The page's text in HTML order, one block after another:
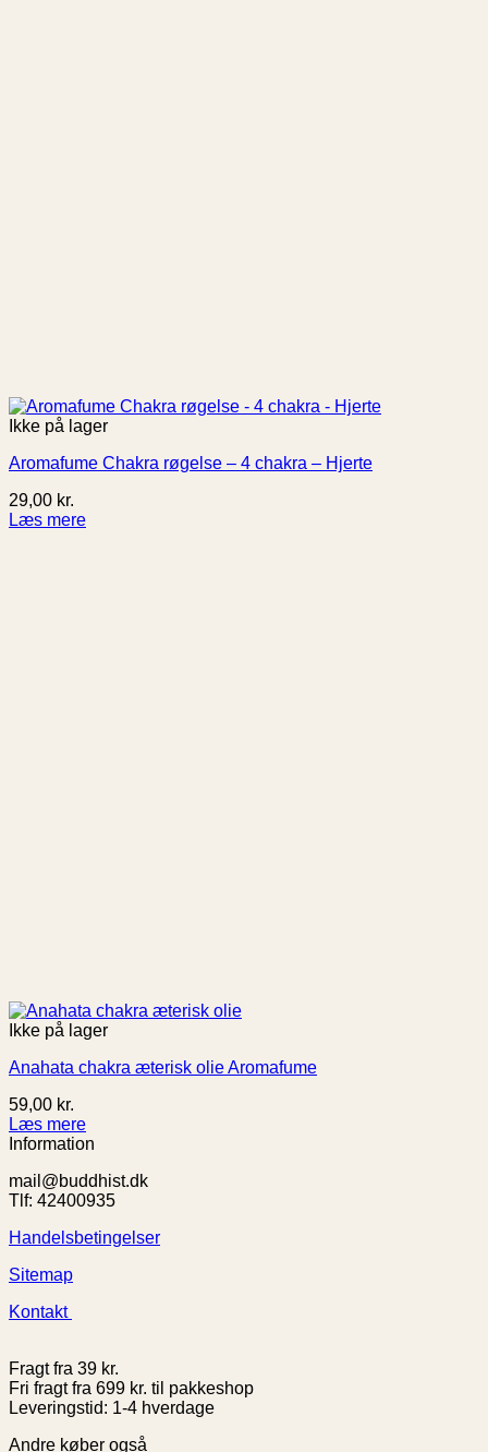
Ikke på lager
Aromafume Chakra røgelse – 4 chakra – Hjerte
29,00 kr.
Læs mere
Ikke på lager
Anahata chakra æterisk olie Aromafume
59,00 kr.
Læs mere
Information
mail@buddhist.dk
Tlf: 42400935
Handelsbetingelser
Sitemap
Kontakt
Fragt fra 39 kr.
Fri fragt fra 699 kr. til pakkeshop
Leveringstid: 1-4 hverdage
Andre køber også